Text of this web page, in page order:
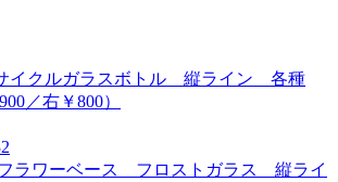
イクルガラスボトル 縦ライン 各種
／右￥800）
フラワーベース フロストガラス 縦ライ